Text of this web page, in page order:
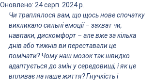
Оновлено: 24 серп. 2024 р.
Чи траплялося вам, що щось нове спочатку
викликало сильні емоції – захват чи,
навпаки, дискомфорт – але вже за кілька
днів або тижнів ви переставали це
помічати? Чому наш мозок так швидко
адаптується до змін у середовищі, і як це
впливає на наше життя? Гнучкість і